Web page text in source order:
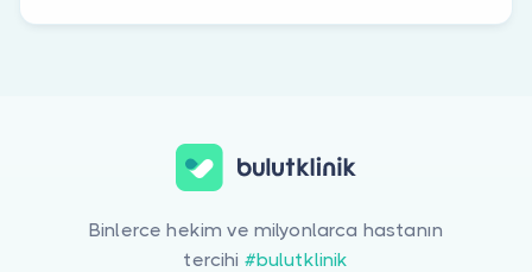
Binlerce hekim ve milyonlarca hastanın
tercihi #bulutklinik